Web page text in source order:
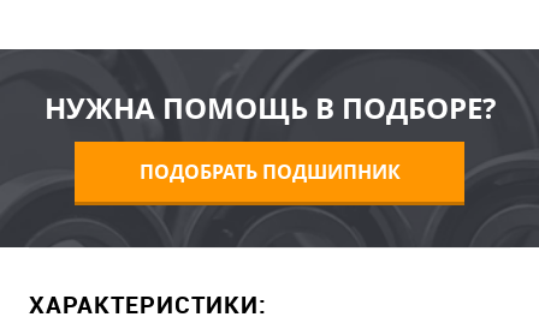
НУЖНА ПОМОЩЬ В ПОДБОРЕ?
ПОДОБРАТЬ ПОДШИПНИК
ХАРАКТЕРИСТИКИ: